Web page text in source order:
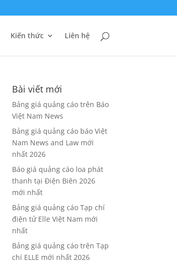
Kiến thức Liên hệ
Bài viết mới
Bảng giá quảng cáo trên Báo
Việt Nam News
Bảng giá quảng cáo báo Việt
Nam News and Law mới
nhất 2026
Báo giá quảng cáo loa phát
thanh tại Điện Biên 2026
mới nhất
Bảng giá quảng cáo Tạp chí
điện tử Elle Việt Nam mới
nhất
Bảng giá quảng cáo trên Tạp
chí ELLE mới nhất 2026